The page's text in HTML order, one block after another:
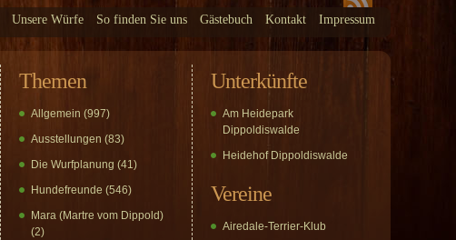
Unsere Würfe So finden Sie uns Gästebuch Kontakt Impressum
Themen
Allgemein (997)
Ausstellungen (83)
Die Wurfplanung (41)
Hundefreunde (546)
Mara (Martre vom Dippold)
(2)
Unterkünfte
Am Heidepark
Dippoldiswalde
Heidehof Dippoldiswalde
Vereine
Airedale-Terrier-Klub